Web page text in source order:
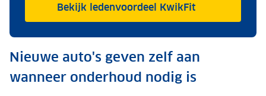
Bekijk ledenvoordeel KwikFit
Nieuwe auto's geven zelf aan
wanneer onderhoud nodig is